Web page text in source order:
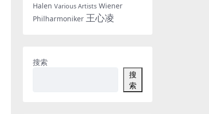
Halen Various Artists Wiener
Philharmoniker 王心凌
搜索
搜
索